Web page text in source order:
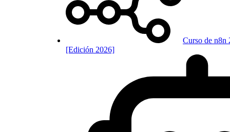
Curso de n8n
[Edición 2026]